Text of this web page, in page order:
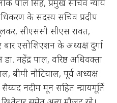
लोक पाल सिंह, प्रमुख सचिव न्याय
के सदस्य सचिव प्रदीप
सीएससी सीएस रावत,
एसोशिएशन के अध्यक्ष दुर्गा
महेंद्र पाल, वरिष्ठ अधिवक्ता
बीपी नौटियाल, पूर्व अध्यक्ष
नदीम मून सहित न्य़ायमूर्ति